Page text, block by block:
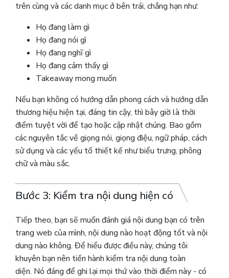
trên cùng và các danh mục ở bên trái, chẳng hạn như:
Họ đang làm gì
Họ đang nói gì
Họ đang nghĩ gì
Họ đang cảm thấy gì
Takeaway mong muốn
Nếu bạn không có hướng dẫn phong cách và hướng dẫn
thương hiệu hiện tại, đáng tin cậy, thì bây giờ là thời
điểm tuyệt vời để tạo hoặc cập nhật chúng. Bao gồm
các nguyên tắc về giọng nói, giọng điệu, ngữ pháp, cách
sử dụng và các yếu tố thiết kế như biểu trưng, ​​phông
chữ và màu sắc.
Bước 3: Kiểm tra nội dung hiện có
Tiếp theo, bạn sẽ muốn đánh giá nội dung bạn có trên
trang web của mình, nội dung nào hoạt động tốt và nội
dung nào không.Để hiểu được điều này, chúng tôi
khuyên bạn nên tiến hành kiểm tra nội dung toàn
diện. Nó đáng để ghi lại mọi thứ vào thời điểm này - có